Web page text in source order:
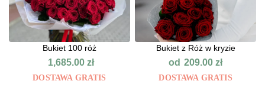
Bukiet 100 róż
1,685.00zł
DOSTAWA GRATIS
Bukiet z Róż w kryzie
od 209.00zł
DOSTAWA GRATIS